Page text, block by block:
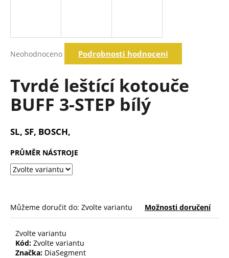
hodnocení
Neohodnoceno Podrobnosti hodnocení
Tvrdé leštící kotouče
BUFF 3-STEP bílý
SL, SF, BOSCH,
PRŮMĚR NÁSTROJE
Můžeme doručit do: Zvolte variantu Možnosti doručení
Zvolte variantu
Kód: Zvolte variantu
Značka: DiaSegment
D
p
r
u
č
e
m
e